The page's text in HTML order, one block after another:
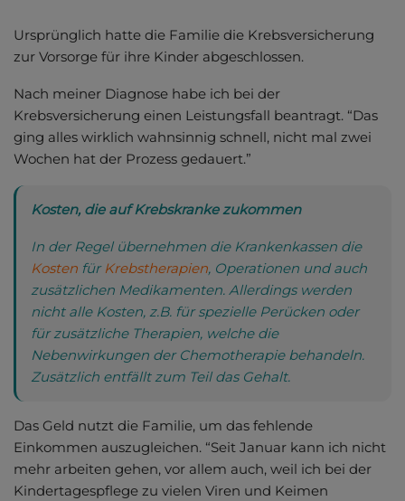
Ursprünglich hatte die Familie die Krebsversicherung
zur Vorsorge für ihre Kinder abgeschlossen.
Nach meiner Diagnose habe ich bei der
Krebsversicherung einen Leistungsfall beantragt. “Das
ging alles wirklich wahnsinnig schnell, nicht mal zwei
Wochen hat der Prozess gedauert.”
Kosten, die auf Krebskranke zukommen
In der Regel übernehmen die Krankenkassen die
Kosten für Krebstherapien, Operationen und auch
zusätzlichen Medikamenten. Allerdings werden
nicht alle Kosten, z.B. für spezielle Perücken oder
für zusätzliche Therapien, welche die
Nebenwirkungen der Chemotherapie behandeln.
Zusätzlich entfällt zum Teil das Gehalt.
Das Geld nutzt die Familie, um das fehlende
Einkommen auszugleichen. “Seit Januar kann ich nicht
mehr arbeiten gehen, vor allem auch, weil ich bei der
Kindertagespflege zu vielen Viren und Keimen